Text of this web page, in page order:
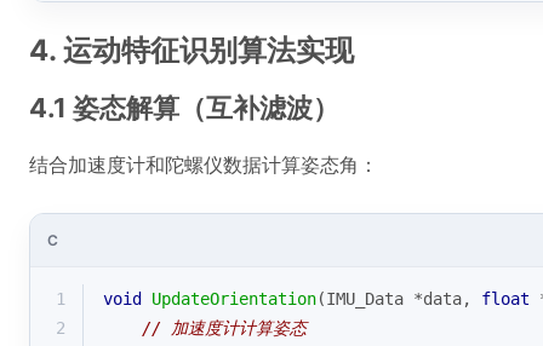
4. 运动特征识别算法实现
4.1 姿态解算（互补滤波）
结合加速度计和陀螺仪数据计算姿态角：
C
1 void UpdateOrientation(IMU_Data *data, float
2
// 加速度计计算姿态